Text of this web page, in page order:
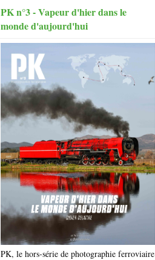
PK n°3 - Vapeur d'hier dans le
monde d'aujourd'hui
PK, le hors-série de photographie ferroviaire